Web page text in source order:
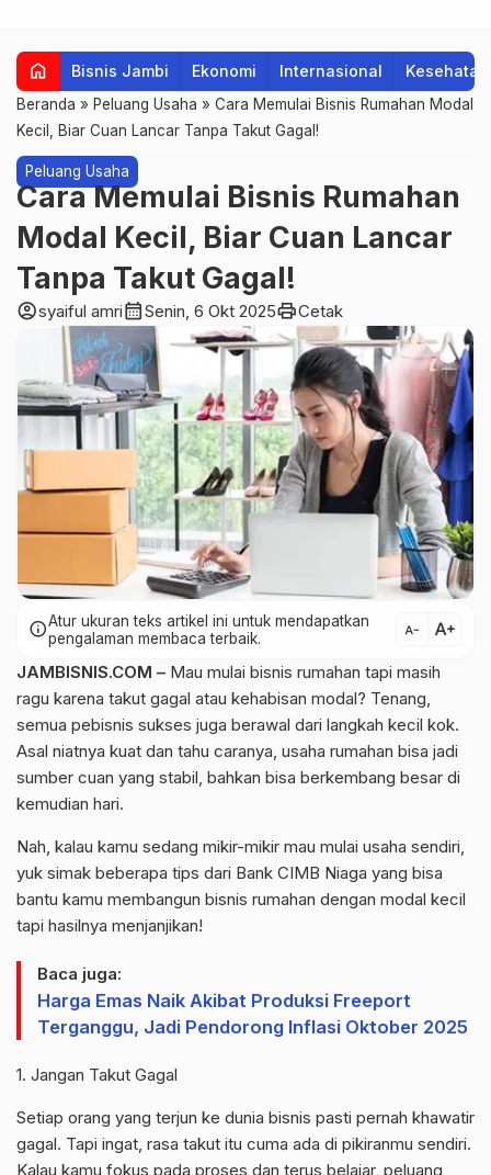
home Bisnis Jambi Ekonomi Internasional Kesehatan
Beranda » Peluang Usaha » Cara Memulai Bisnis Rumahan Modal
Kecil, Biar Cuan Lancar Tanpa Takut Gagal!
Peluang Usaha
Cara Memulai Bisnis Rumahan
Modal Kecil, Biar Cuan Lancar
Tanpa Takut Gagal!
account_circlesyaiful amricalendar_monthSenin, 6 Okt 2025printCetak
infoAtur ukuran teks artikel ini untuk mendapatkan
pengalaman membaca terbaik.
text_decrease text_increase
JAMBISNIS.COM – Mau mulai bisnis rumahan tapi masih
ragu karena takut gagal atau kehabisan modal? Tenang,
semua pebisnis sukses juga berawal dari langkah kecil kok.
Asal niatnya kuat dan tahu caranya, usaha rumahan bisa jadi
sumber cuan yang stabil, bahkan bisa berkembang besar di
kemudian hari.
Nah, kalau kamu sedang mikir-mikir mau mulai usaha sendiri,
yuk simak beberapa tips dari Bank CIMB Niaga yang bisa
bantu kamu membangun bisnis rumahan dengan modal kecil
tapi hasilnya menjanjikan!
Baca juga:
Harga Emas Naik Akibat Produksi Freeport
Terganggu, Jadi Pendorong Inflasi Oktober 2025
1. Jangan Takut Gagal
Setiap orang yang terjun ke dunia bisnis pasti pernah khawatir
gagal. Tapi ingat, rasa takut itu cuma ada di pikiranmu sendiri.
Kalau kamu fokus pada proses dan terus belajar, peluang